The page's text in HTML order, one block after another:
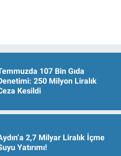
107 Bin Gıda
250 Milyon Liralık
Kesildi
2,7 Milyar Liralık İçme
Yatırımı!